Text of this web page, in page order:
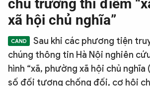
CHỐNG DIỄN BIẾN HÒA BÌNH
CÔNG AN TRONG LÒNG DÂN
XÃ HỘI
chủ trương thí điểm
xã hội chủ nghĩa”
Sau khi các phương tiện
chúng thông tin Hà Nội nghiên
hình “xã, phường xã hội chủ nghĩa
số đối tượng chống đối, cơ hội